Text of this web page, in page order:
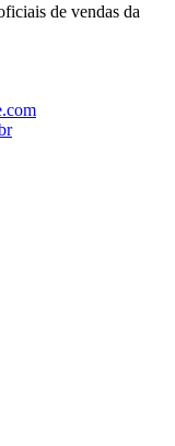
de vendas da